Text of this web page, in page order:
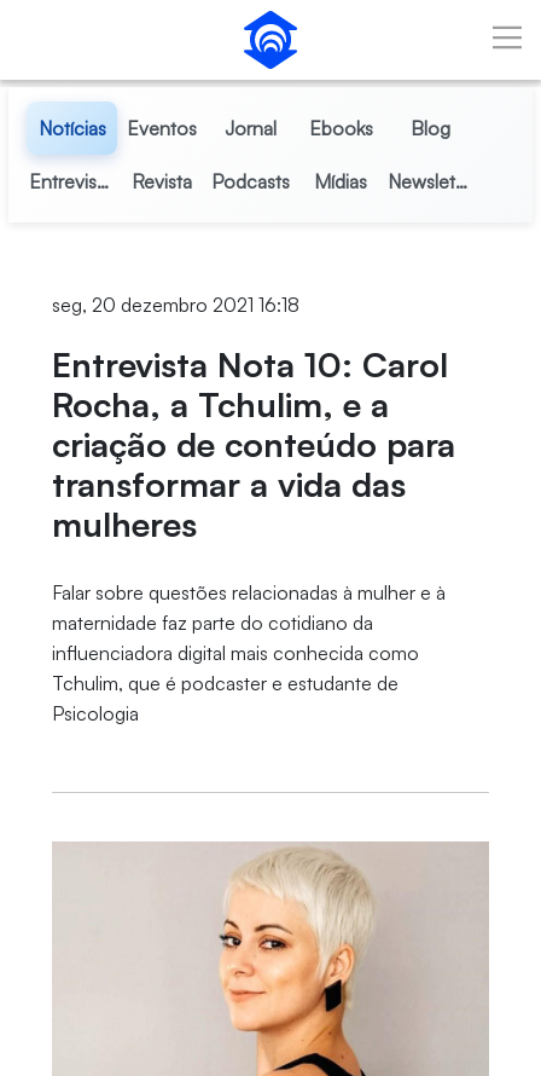
Pular para o Conteúdo principal
Notícias Eventos Jornal Ebooks Blog
Entrevistas Revista Podcasts Mídias Newsletter
seg, 20 dezembro 2021 16:18
Entrevista Nota 10: Carol
Rocha, a Tchulim, e a
criação de conteúdo para
transformar a vida das
mulheres
Falar sobre questões relacionadas à mulher e à
maternidade faz parte do cotidiano da
influenciadora digital mais conhecida como
Tchulim, que é podcaster e estudante de
Psicologia